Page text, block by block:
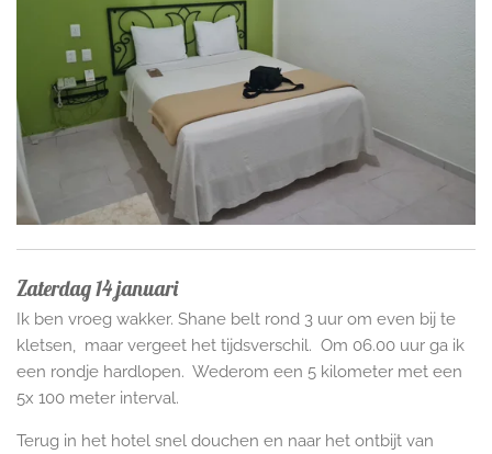
Zaterdag 14 januari
Ik ben vroeg wakker. Shane belt rond 3 uur om even bij te
kletsen, maar vergeet het tijdsverschil. Om 06.00 uur ga ik
een rondje hardlopen. Wederom een 5 kilometer met een
5x 100 meter interval.
Terug in het hotel snel douchen en naar het ontbijt van